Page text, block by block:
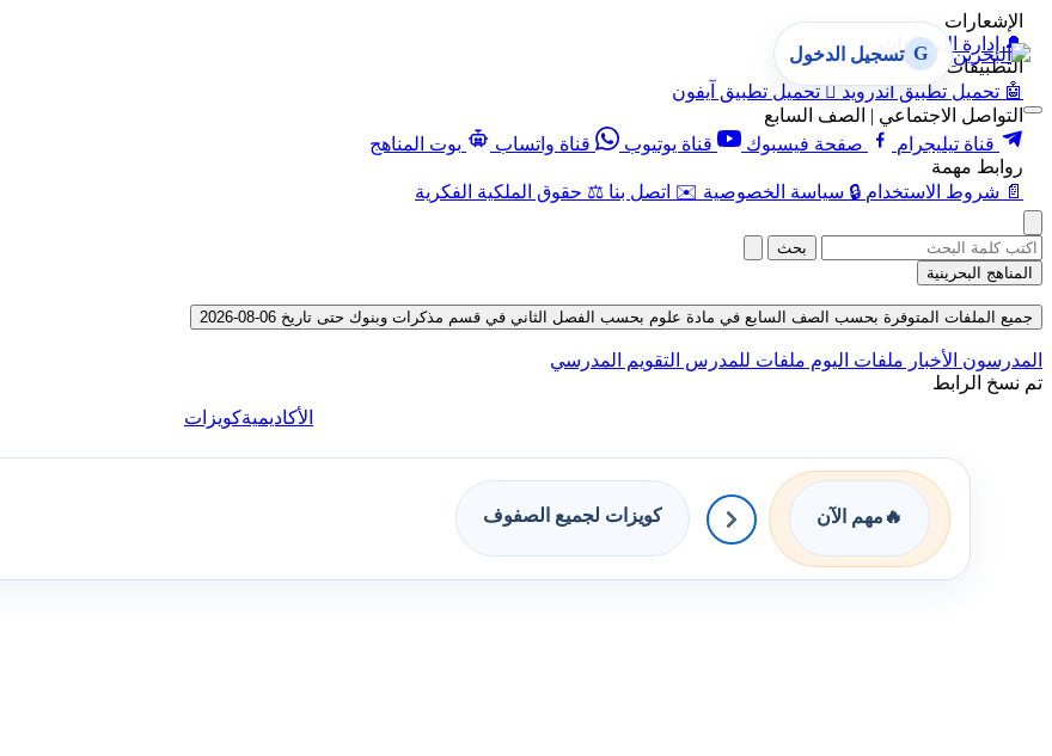
الإشعارات
🔔 إدارة الإشعارات
التطبيقات
🤖 تحميل تطبيق أندرويد  تحميل تطبيق آيفون
التواصل الاجتماعي | الصف السابع
قناة تيليجرام
صفحة فيسبوك قناة يوتيوب قناة واتساب
بوت المناهج
روابط مهمة
📄 شروط الاستخدام 🔒 سياسة الخصوصية ✉️ اتصل بنا ⚖️ حقوق الملكية الفكرية
G تسجيل الدخول
بحث
المناهج البحرينية
جميع الملفات المتوفرة بحسب الصف السابع في مادة علوم بحسب الفصل الثاني في قسم مذكرات وبنوك حتى تاريخ 06-08-2026
المدرسون الأخبار ملفات اليوم ملفات للمدرس التقويم المدرسي
تم نسخ الرابط
الأكاديميةكويزات
🔥 مهم الآن كويزات لجميع الصفوف